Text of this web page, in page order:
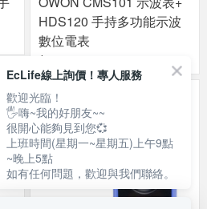
HDS120 手持多功能示波
數位電表
$6690
EcLife線上詢價！專人服務
歡迎光臨！
🖐嗨~我的好朋友~~
很開心能夠見到您💞
上班時間(星期一~星期五)上午9點
~晚上5點
如有任何問題，歡迎與我們聯絡。